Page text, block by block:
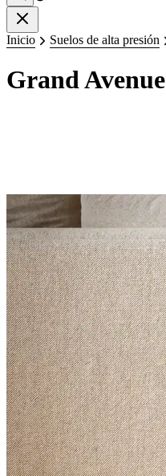
Inicio Suelos de alta presión
Grand Avenue